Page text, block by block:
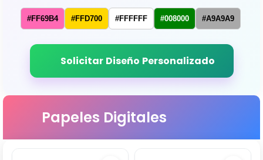
#FF69B4 #FFD700 #FFFFFF #008000 #A9A9A9
Solicitar Diseño Personalizado
Papeles Digitales